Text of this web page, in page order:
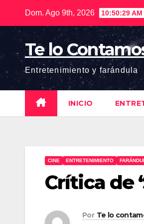
Dom. Ago 9th, 2026 10:50:29 AM
Te lo
Entretenimiento y farándula
INICIO
CINE ENTRETENIMIENTO
Crítica de
Por Te lo